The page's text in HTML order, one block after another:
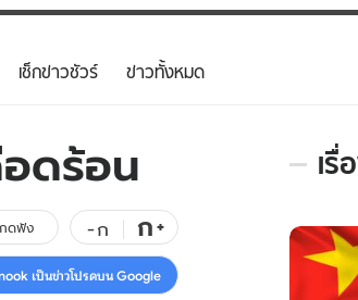
บันเทิงครบรส
คลิป
พอดแคสต์
ดูทีวี
เช็กข่าวชัวร์ ข่าวทั้งหมด
ดร้อน
กดฟัง -ก ก+
เป็นข่าวโปรดบน Google
เรื่
เรื่อง
ใน
รอบ
สัปดาห์